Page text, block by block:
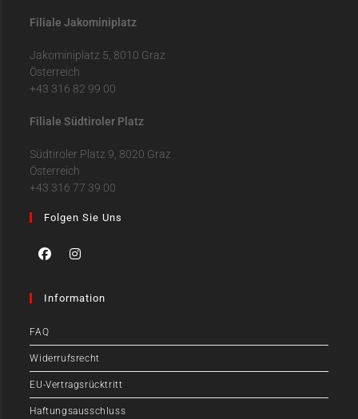
Filiale Jakominiplatz
Jakominiplatz 5, 8010 Graz
Österreich
+43 316 82 99 00
Filiale Südtiroler Platz
Südtiroler Platz 9, 8020 Graz
Österreich
+43 316 77 39 00
Folgen Sie Uns
Information
FAQ
Widerrufsrecht
EU-Vertragsrücktritt
Haftungsausschluss